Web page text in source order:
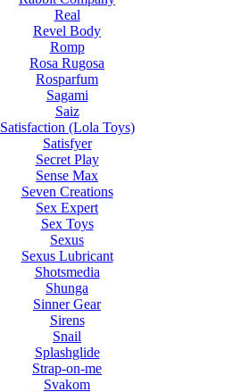
Real
Revel Body
Romp
Rosa Rugosa
Rosparfum
Sagami
Saiz
Satisfaction (Lola Toys)
Satisfyer
Secret Play
Sense Max
Seven Creations
Sex Expert
Sex Toys
Sexus
Sexus Lubricant
Shotsmedia
Shunga
Sinner Gear
Sirens
Snail
Splashglide
Strap-on-me
Svakom